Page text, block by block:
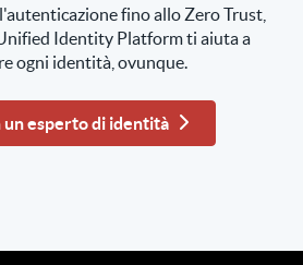
fino allo Zero Trust,
Identity Platform ti aiuta a
ogni identità, ovunque.
un esperto di identità